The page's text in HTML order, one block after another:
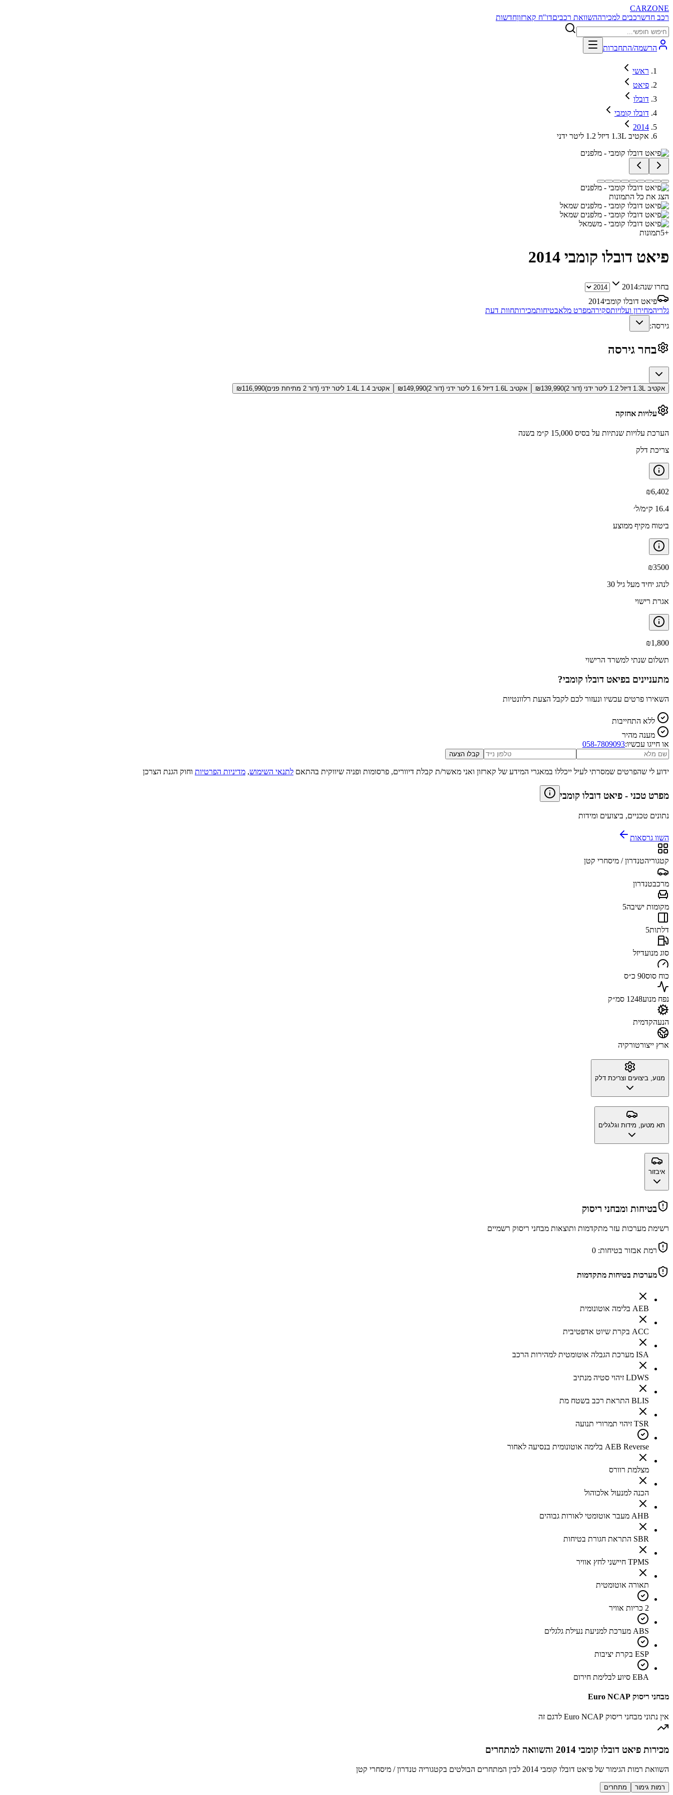
CARZONE
רכב חדשרכבים למכירההשוואת רכביםדו"ח קארזוןחדשות
הרשמה/התחברות
ראשי
פיאט
דובלו
דובלו קומבי
2014
אקטיב 1.3L דיזל 1.2 ליטר ידני
הצג את כל התמונות
+
5תמונות
פיאט דובלו קומבי 2014
בחרו שנה:2014
פיאט דובלו קומבי2014
גלריהמחירון ועלויותסקירהמפרט מלאבטיחותמכירותחוות דעת
גירסה:
בחר גירסה
אקטיב 1.3L דיזל 1.2 ליטר ידני (דור 2) ₪139,990 אקטיב 1.6L דיזל 1.6 ליטר ידני (דור 2) ₪149,990 אקטיב 1.4L 1.4 ליטר ידני (דור 2 מתיחת פנים) ₪116,990
עלויות אחזקה
הערכת עלויות שנתיות על בסיס 15,000 ק״מ בשנה
צריכת דלק
₪6,402
16.4 ק״מ/ל׳
ביטוח מקיף ממוצע
₪3500
לנהג יחיד מעל גיל 30
אגרת רישוי
₪1,800
תשלום שנתי למשרד הרישוי
מתעניינים בפיאט דובלו קומבי?
השאירו פרטים עכשיו ונעזור לכם לקבל הצעת רלוונטיות
ללא התחייבות
מענה מהיר
או חייגו עכשיו:058-7809093
קבלו הצעה
ידוע לי שהפרטים שמסרתי לעיל ייכללו במאגרי המידע של קארזון ואני מאשר/ת קבלת דיוורים, פרסומות ופניה שיווקית בהתאם לתנאי השימוש, מדיניות הפרטיות וחוק הגנת הצרכן
מפרט טכני - פיאט דובלו קומבי
נתונים טכניים, ביצועים ומידות
השוו גרסאות
קטגוריהטנדרון / מיסחרי קטן
מרכבטנדרון
מקומות ישיבה5
דלתות5
סוג מנועדיזל
כוח סוס90 כ״ס
נפח מנוע1248 סמ״ק
הנעהקדמית
ארץ ייצורטורקיה
מנוע, ביצועים וצריכת דלק
תא מטען, מידות וגלגלים
איבזור
בטיחות ומבחני ריסוק
רשימת מערכות עזר מתקדמות ותוצאות מבחני ריסוק רשמיים
רמת אבזור בטיחות: 0
מערכות בטיחות מתקדמות
AEB בלימה אוטונומית
ACC בקרת שיוט אדפטיבית
ISA מערכת הגבלה אוטומטית למהירות הרכב
LDWS זיהוי סטיה מנתיב
BLIS התראת רכב בשטח מת
TSR זיהוי תמרורי תנועה
AEB Reverse בלימה אוטונומית בנסיעה לאחור
מצלמת רוורס
הכנה למנעול אלכוהול
AHB מעבר אוטומטי לאורות גבוהים
SBR התראת חגורת בטיחות
TPMS חיישני לחץ אוויר
תאורה אוטומטית
2 כריות אוויר
ABS מערכת למניעת נעילת גלגלים
ESP בקרת יציבות
EBA סיוע לבלימת חירום
מבחני ריסוק Euro NCAP
אין נתוני מבחני ריסוק Euro NCAP לדגם זה
מכירות פיאט דובלו קומבי 2014 והשוואה למתחרים
השוואת רמות הגימור של פיאט דובלו קומבי 2014 לבין המתחרים הבולטים בקטגוריה טנדרון / מיסחרי קטן
רמות גימור מתחרים